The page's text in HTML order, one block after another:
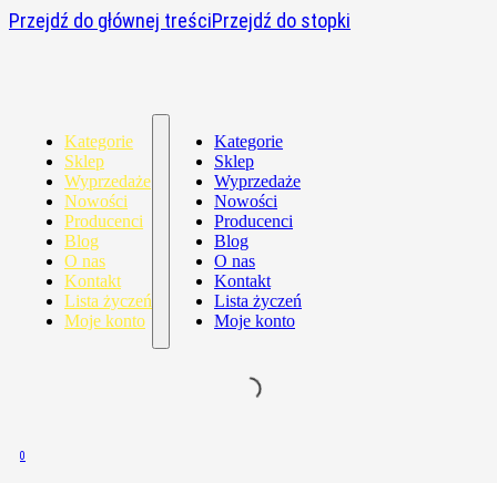
Przejdź do głównej treściPrzejdź do stopki
Kategorie
Sklep
Wyprzedaże
Nowości
Producenci
Blog
O nas
Kontakt
Lista życzeń
Moje konto
Kategorie
Sklep
Wyprzedaże
Nowości
Producenci
Blog
O nas
Kontakt
Lista życzeń
Moje konto
0